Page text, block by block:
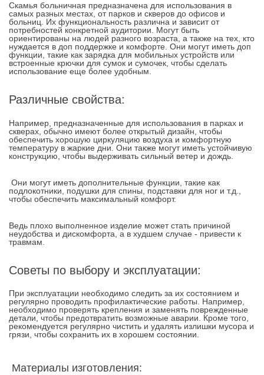
Скамья больничная предназначена для использования в
самых разных местах, от парков и скверов до офисов и
больниц. Их функциональность различна и зависит от
потребностей конкретной аудитории. Могут быть
ориентированы на людей разного возраста, а также на тех, кто
нуждается в доп поддержке и комфорте. Они могут иметь доп
функции, такие как зарядка для мобильных устройств или
встроенные крючки для сумок и сумочек, чтобы сделать
использование еще более удобным.
Различные свойства:
Например, предназначенные для использования в парках и
скверах, обычно имеют более открытый дизайн, чтобы
обеспечить хорошую циркуляцию воздуха и комфортную
температуру в жаркие дни. Они также могут иметь устойчивую
конструкцию, чтобы выдерживать сильный ветер и дождь.
Они могут иметь дополнительные функции, такие как
подлокотники, подушки для спины, подставки для ног и т.д.,
чтобы обеспечить максимальный комфорт.
Ведь плохо выполненное изделие может стать причиной
неудобства и дискомфорта, а в худшем случае - привести к
травмам.
Советы по выбору и эксплуатации:
При эксплуатации необходимо следить за их состоянием и
регулярно проводить профилактические работы. Например,
необходимо проверять крепления и заменять поврежденные
детали, чтобы предотвратить возможные аварии. Кроме того,
рекомендуется регулярно чистить и удалять излишки мусора и
грязи, чтобы сохранить их в хорошем состоянии.
Материалы изготовления: